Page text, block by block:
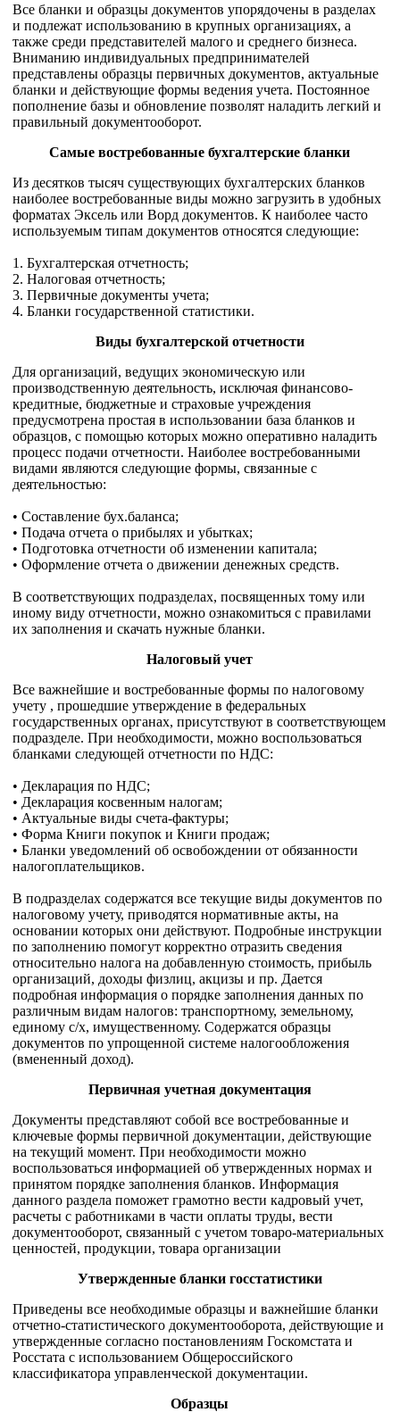
Все бланки и образцы документов упорядочены в разделах
и подлежат использованию в крупных организациях, а
также среди представителей малого и среднего бизнеса.
Вниманию индивидуальных предпринимателей
представлены образцы первичных документов, актуальные
бланки и действующие формы ведения учета. Постоянное
пополнение базы и обновление позволят наладить легкий и
правильный документооборот.
Самые востребованные бухгалтерские бланки
Из десятков тысяч существующих бухгалтерских бланков
наиболее востребованные виды можно загрузить в удобных
форматах Эксель или Ворд документов. К наиболее часто
используемым типам документов относятся следующие:
1. Бухгалтерская отчетность;
2. Налоговая отчетность;
3. Первичные документы учета;
4. Бланки государственной статистики.
Виды бухгалтерской отчетности
Для организаций, ведущих экономическую или
производственную деятельность, исключая финансово-
кредитные, бюджетные и страховые учреждения
предусмотрена простая в использовании база бланков и
образцов, с помощью которых можно оперативно наладить
процесс подачи отчетности. Наиболее востребованными
видами являются следующие формы, связанные с
деятельностью:
• Составление бух.баланса;
• Подача отчета о прибылях и убытках;
• Подготовка отчетности об изменении капитала;
• Оформление отчета о движении денежных средств.
В соответствующих подразделах, посвященных тому или
иному виду отчетности, можно ознакомиться с правилами
их заполнения и скачать нужные бланки.
Налоговый учет
Все важнейшие и востребованные формы по налоговому
учету , прошедшие утверждение в федеральных
государственных органах, присутствуют в соответствующем
подразделе. При необходимости, можно воспользоваться
бланками следующей отчетности по НДС:
• Декларация по НДС;
• Декларация косвенным налогам;
• Актуальные виды счета-фактуры;
• Форма Книги покупок и Книги продаж;
• Бланки уведомлений об освобождении от обязанности
налогоплательщиков.
В подразделах содержатся все текущие виды документов по
налоговому учету, приводятся нормативные акты, на
основании которых они действуют. Подробные инструкции
по заполнению помогут корректно отразить сведения
относительно налога на добавленную стоимость, прибыль
организаций, доходы физлиц, акцизы и пр. Дается
подробная информация о порядке заполнения данных по
различным видам налогов: транспортному, земельному,
единому с/х, имущественному. Содержатся образцы
документов по упрощенной системе налогообложения
(вмененный доход).
Первичная учетная документация
Документы представляют собой все востребованные и
ключевые формы первичной документации, действующие
на текущий момент. При необходимости можно
воспользоваться информацией об утвержденных нормах и
принятом порядке заполнения бланков. Информация
данного раздела поможет грамотно вести кадровый учет,
расчеты с работниками в части оплаты труды, вести
документооборот, связанный с учетом товаро-материальных
ценностей, продукции, товара организации
Утвержденные бланки госстатистики
Приведены все необходимые образцы и важнейшие бланки
отчетно-статистического документооборота, действующие и
утвержденные согласно постановлениям Госкомстата и
Росстата с использованием Общероссийского
классификатора управленческой документации.
Образцы